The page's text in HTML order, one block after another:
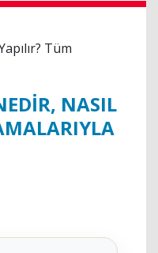
Tüm
NASIL